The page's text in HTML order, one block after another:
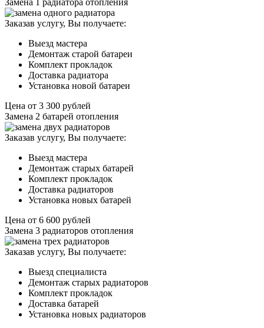
Заказав услугу, Вы получаете:
Выезд мастера
Демонтаж старой батареи
Комплект прокладок
Доставка радиатора
Установка новой батареи
Цена от 3 300 рублей
Замена 2 батарей отопления
Заказав услугу, Вы получаете:
Выезд мастера
Демонтаж старых батарей
Комплект прокладок
Доставка радиаторов
Установка новых батарей
Цена от 6 600 рублей
Замена 3 радиаторов отопления
Заказав услугу, Вы получаете:
Выезд специалиста
Демонтаж старых радиаторов
Комплект прокладок
Доставка батарей
Установка новых радиаторов